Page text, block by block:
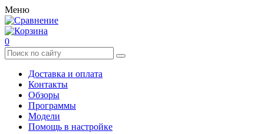
Меню
0
Доставка и оплата
Контакты
Обзоры
Программы
Модели
Помощь в настройке